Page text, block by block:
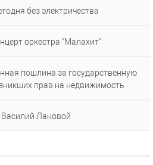
без электричества
оркестра "Малахит"
пошлина за государственную
прав на недвижимость
Лановой